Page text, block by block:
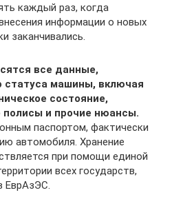
каждый раз, когда
информации о новых
заканчивались.
все данные,
статуса машины, включая
состояние,
полисы и прочие нюансы.
паспортом, фактически
автомобиля. Хранение
при помощи единой
всех государств,
ЕврАзЭС.